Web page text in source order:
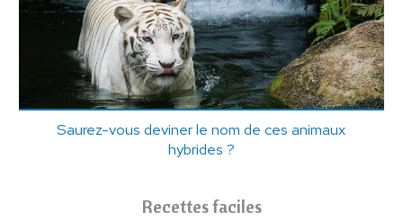
Saurez-vous deviner le nom de ces animaux
hybrides ?
Recettes faciles